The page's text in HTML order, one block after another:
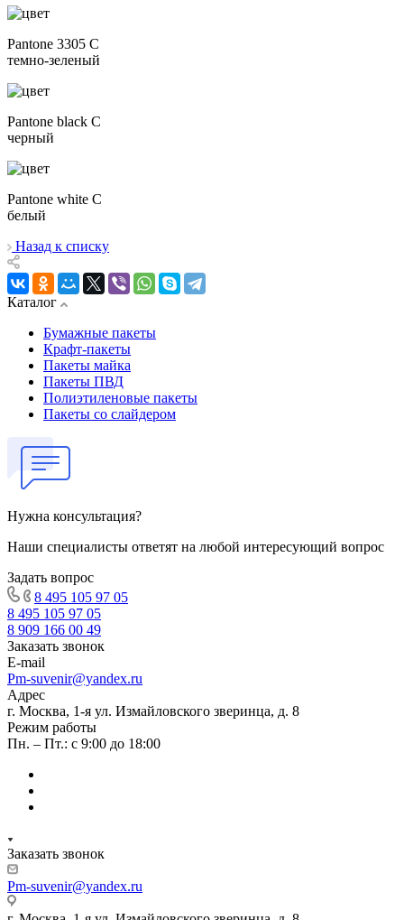
Pantone 3305 C
темно-зеленый
Pantone black C
черный
Pantone white C
белый
Назад к списку
Каталог
Бумажные пакеты
Крафт-пакеты
Пакеты майка
Пакеты ПВД
Полиэтиленовые пакеты
Пакеты со слайдером
Нужна консультация?
Наши специалисты ответят на любой интересующий вопрос
Задать вопрос
8 495 105 97 05
8 495 105 97 05
8 909 166 00 49
Заказать звонок
E-mail
Pm-suvenir@yandex.ru
Адрес
г. Москва, 1-я ул. Измайловского зверинца, д. 8
Режим работы
Пн. – Пт.: с 9:00 до 18:00
Заказать звонок
Pm-suvenir@yandex.ru